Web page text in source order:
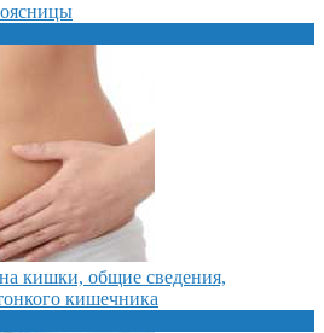
кишки, общие сведения,
кишечника